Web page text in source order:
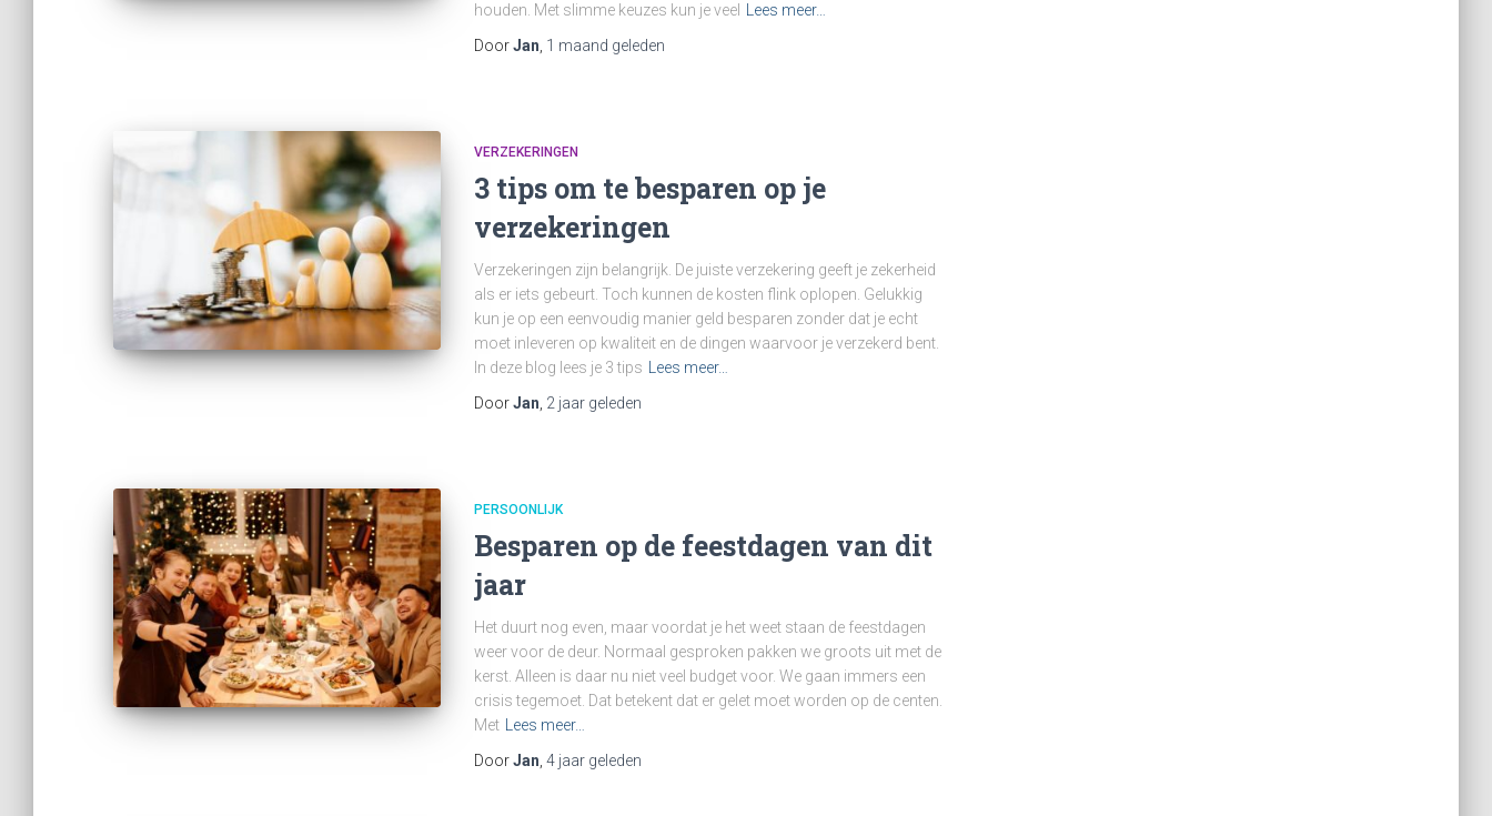
houden. Met slimme keuzes kun je veel
Lees meer…
DoorJan 1 maand geleden
VERZEKERINGEN
3 tips om te besparen op je
verzekeringen
Verzekeringen zijn belangrijk. De juiste verzekering geeft je zekerheid
als er iets gebeurt. Toch kunnen de kosten flink oplopen. Gelukkig
kun je op een eenvoudig manier geld besparen zonder dat je echt
moet inleveren op kwaliteit en de dingen waarvoor je verzekerd bent.
In deze blog lees je 3 tips
Lees meer…
DoorJan 2 jaar geleden
PERSOONLIJK
Besparen op de feestdagen van dit
jaar
Het duurt nog even, maar voordat je het weet staan de feestdagen
weer voor de deur. Normaal gesproken pakken we groots uit met de
kerst. Alleen is daar nu niet veel budget voor. We gaan immers een
crisis tegemoet. Dat betekent dat er gelet moet worden op de centen.
Met
Lees meer…
DoorJan 4 jaar geleden